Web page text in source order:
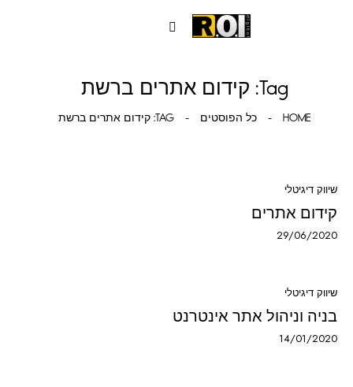
Tag: קידום אתרים ברשת
HOME כל הפוסטים TAG: קידום אתרים ברשת
שיווק דיגיטלי
קידום אתרים
29/06/2020
שיווק דיגיטלי
בניה וניהול אתר אינטרנט
14/01/2020